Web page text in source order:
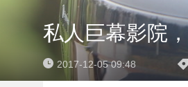
私人巨幕影院
2017-12-05 09:48